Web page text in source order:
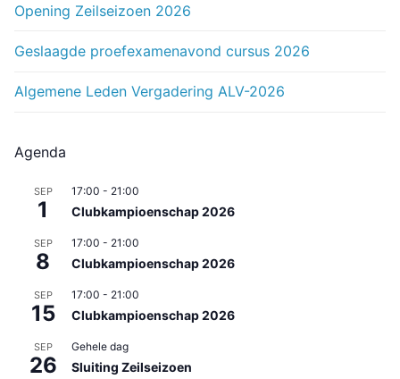
Opening Zeilseizoen 2026
Geslaagde proefexamenavond cursus 2026
Algemene Leden Vergadering ALV-2026
Agenda
SEP
1
17:00 - 21:00
Clubkampioenschap 2026
SEP
8
17:00 - 21:00
Clubkampioenschap 2026
SEP
15
17:00 - 21:00
Clubkampioenschap 2026
SEP
26
Gehele dag
Sluiting Zeilseizoen